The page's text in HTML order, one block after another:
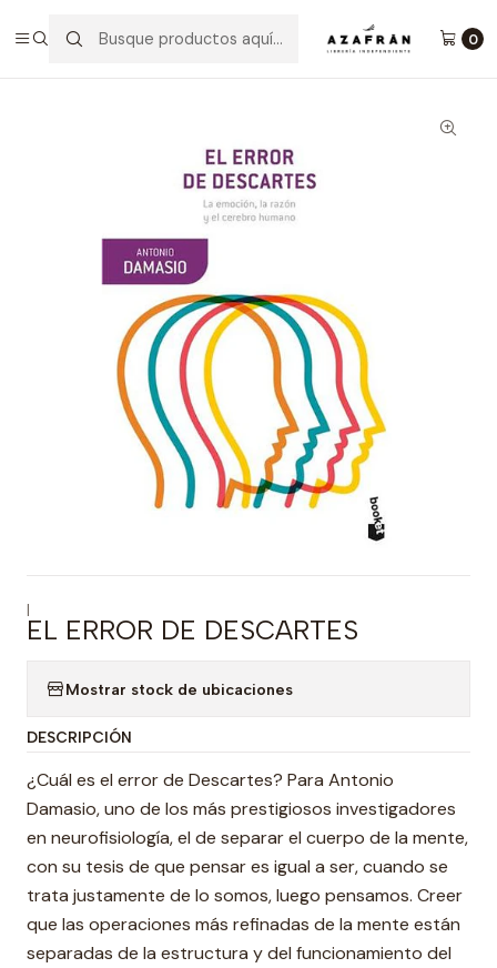
0
Ciencias
El Error De Descartes
|
EL ERROR DE DESCARTES
Mostrar stock de ubicaciones
DESCRIPCIÓN
¿Cuál es el error de Descartes? Para Antonio
Damasio, uno de los más prestigiosos investigadores
en neurofisiología, el de separar el cuerpo de la mente,
con su tesis de que pensar es igual a ser, cuando se
trata justamente de lo somos, luego pensamos. Creer
que las operaciones más refinadas de la mente están
separadas de la estructura y del funcionamiento del